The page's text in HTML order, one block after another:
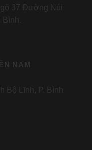
37 Đường Núi
Bình.
NAM
Bộ Lĩnh, P. Bình